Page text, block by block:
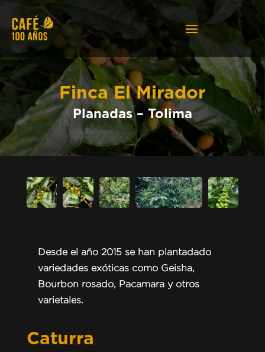
Finca El Mirador
Planadas – Tolima
Desde el año 2015 se han plantadado
variedades exóticas como Geisha,
Bourbon rosado, Pacamara y otros
varietales.
Caturra